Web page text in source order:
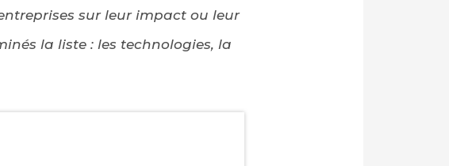
sur leur impact ou leur
la liste : les technologies, la